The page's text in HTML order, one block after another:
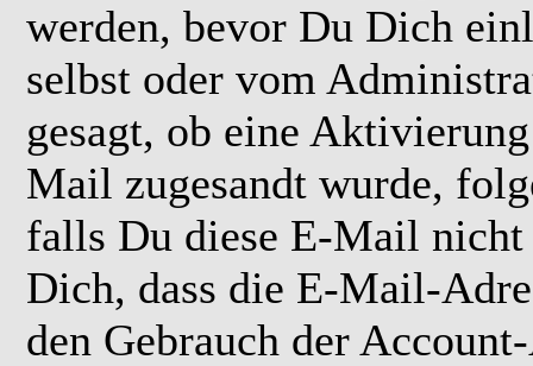
werden, bevor Du Dich
selbst oder vom
gesagt, ob eine
Mail zugesandt wurde,
falls Du diese E-Mail nicht
Dich, dass die E-Mail-
den Gebrauch der